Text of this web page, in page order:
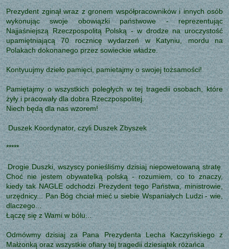
Prezydent zginął wraz z gronem współpracowników i innych osób
wykonując swoje obowiązki państwowe - reprezentując
Najjaśniejszą Rzeczpospolitą Polską - w drodze na uroczystość
upamiętniającą 70 rocznicę wydarzeń w Katyniu, mordu na
Polakach dokonanego przez sowieckie władze.
Kontyuujmy dzieło pamięci, pamietajmy o swojej tożsamości!
Pamiętajmy o wszystkich poległych w tej tragedii osobach, które
żyły i pracowały dla dobra Rzeczpospolitej.
Niech będą dla nas wzorem!
Duszek Koordynator, czyli Duszek Zbyszek
*****
Drogie Duszki, wszyscy ponieśliśmy dzisiaj niepowetowaną stratę
Choć nie jestem obywatelką polską - rozumiem, co to znaczy,
kiedy tak NAGLE odchodzi Prezydent tego Państwa, ministrowie,
urzędnicy... Pan Bóg chciał mieć u siebie Wspaniałych Ludzi - wie,
dlaczego...
Łączę się z Wami w bólu...
Odmówmy dzisiaj za Pana Prezydenta Lecha Kaczyńskiego z
Małżonką oraz wszystkie ofiary tej tragedii dziesiątek różańca